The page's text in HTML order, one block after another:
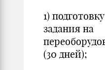
1)
задания на
(30 дней);